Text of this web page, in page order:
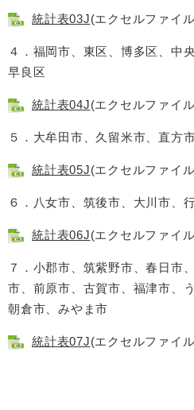
統計表03J(エクセルファイ
４．福岡市、東区、博多区、中
早良区
統計表04J(エクセルファイ
５．大牟田市、久留米市、直方
統計表05J(エクセルファイ
６．八女市、筑後市、大川市、
統計表06J(エクセルファイ
７．小郡市、筑紫野市、春日市
市、前原市、古賀市、福津市、
朝倉市、みやま市
統計表07J(エクセルファイ